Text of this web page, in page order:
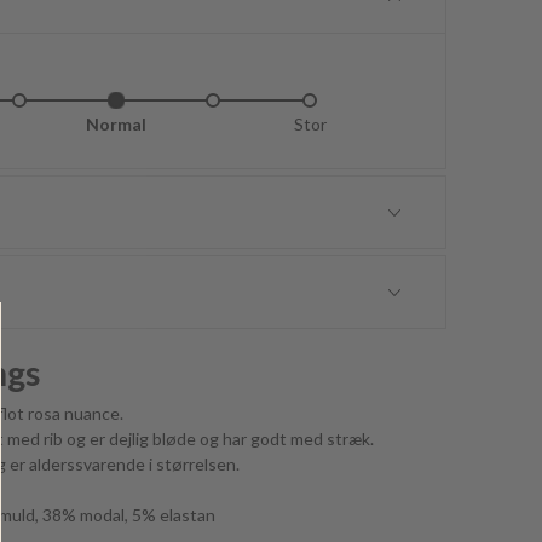
Normal Stor
rosa nuance.
med rib og er dejlig bløde og har godt med stræk.
er alderssvarende i størrelsen.
38% modal, 5% elastan